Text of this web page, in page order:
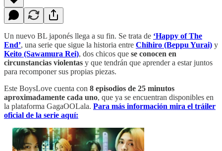
Un nuevo BL japonés llega a su fin. Se trata de ‘Happy of The
End’, una serie que sigue la historia entre Chihiro (Beppu Yurai) y
Keito (Sawamura Rei), dos chicos que se conocen en
circunstancias violentas y que tendrán que aprender a estar juntos
para recomponer sus propias piezas.
Este BoysLove cuenta con 8 episodios de 25 minutos
aproximadamente cada uno, que ya se encuentran disponibles en
la plataforma GagaOOLala. Para más información mira el tráiler
oficial de la serie aquí: